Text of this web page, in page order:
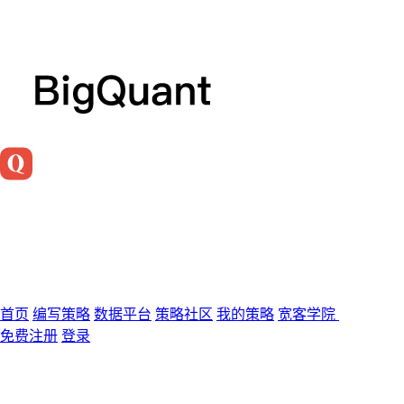
首页 编写策略 数据平台 策略社区 我的策略 宽客学院
免费注册 登录